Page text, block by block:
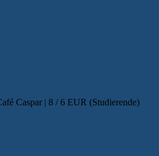
Caspar | 8 / 6 EUR (Studierende)